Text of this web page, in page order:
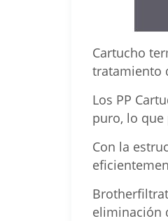
Cartucho
tratamiento
Los PP
puro, lo
Con la
eliminación